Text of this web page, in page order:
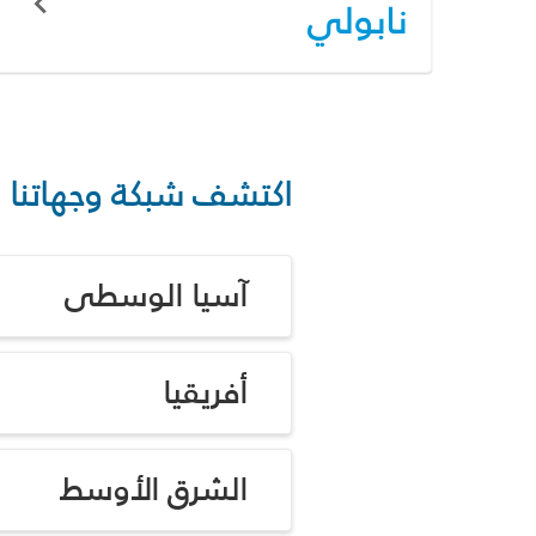
نابولي
اكتشف شبكة وجهاتنا
آسيا الوسطى
أفريقيا
الشرق الأوسط